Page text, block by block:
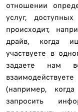
отношении
услуг,
происходит,
драйв, когда
участвуете в
задаете нам
(например,
запросить